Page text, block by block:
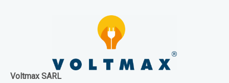
Voltmax SARL